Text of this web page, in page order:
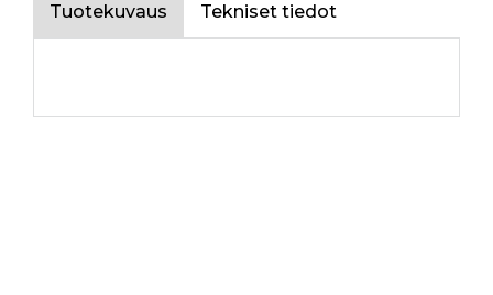
Tuotekuvaus Tekniset tiedot